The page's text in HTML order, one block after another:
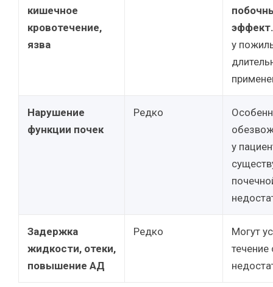
кишечное
кровотечение,
язва
эффект.
у
Нарушение
функции почек
Редко
у
Задержка
жидкости, отеки,
повышение АД
Редко
Могут
течение